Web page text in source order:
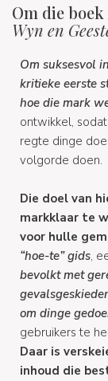
Om die boek
Wyn en
Om suksesvol
kritieke eerste
hoe die mark
ontwikkel,
regte dinge
volgorde doen.
Die doel van
markklaar te
voor hulle
“hoe-te” gids,
bevolkt met
om dinge
gebruikers te
Daar is
inhoud die